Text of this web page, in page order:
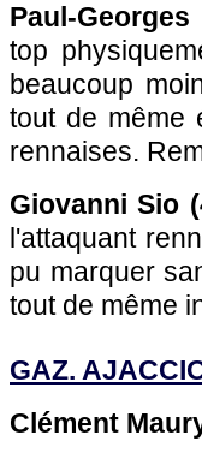
Paul-Georges
top
beaucoup
tout de même
rennaises.
Giovanni Sio
l'attaquant
pu marquer
tout de même
GAZ.
Clément